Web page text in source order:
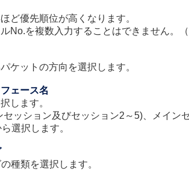
ど優先順位が高くなります。
ルNo.を複数入力することはできません。
ケットの方向を選択します。
ェース名
します。
セッション及びセッション2～5)、メイン
選択します。
種類を選択します。